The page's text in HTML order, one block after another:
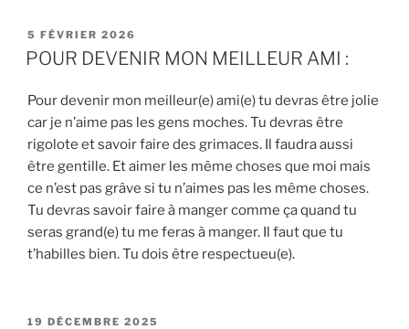
PUBLIÉ
LE
5 FÉVRIER 2026
POUR DEVENIR MON MEILLEUR AMI :
Pour devenir mon meilleur(e) ami(e) tu devras être jolie
car je n’aime pas les gens moches. Tu devras être
rigolote et savoir faire des grimaces. Il faudra aussi
être gentille. Et aimer les même choses que moi mais
ce n’est pas grâve si tu n’aimes pas les même choses.
Tu devras savoir faire à manger comme ça quand tu
seras grand(e) tu me feras à manger. Il faut que tu
t’habilles bien. Tu dois être respectueu(e).
PUBLIÉ
19 DÉCEMBRE 2025